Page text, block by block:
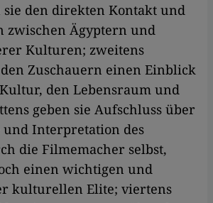
sie den direkten Kontakt und
zwischen Ägyptern und
Kulturen; zweitens
Zuschauern einen Einblick
den Lebensraum und
geben sie Aufschluss über
und Interpretation des
die Filmemacher selbst,
einen wichtigen und
kulturellen Elite; viertens